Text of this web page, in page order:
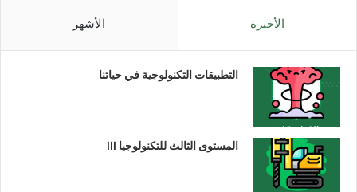
الأخيرة الأشهر
التطبيقات التكنولوجية في حياتنا
المستوى الثالث للتكنولوجيا III